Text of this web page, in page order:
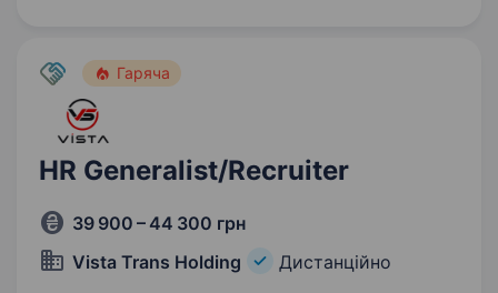
Гаряча
HR Generalist/Recruiter
39 900 – 44 300 грн
Vista Trans Holding
Дистанційно